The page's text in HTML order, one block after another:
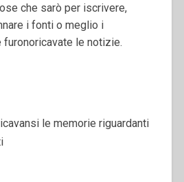
che sarò per iscrivere,
i fonti o meglio i
furonoricavate le notizie.
le memorie riguardanti